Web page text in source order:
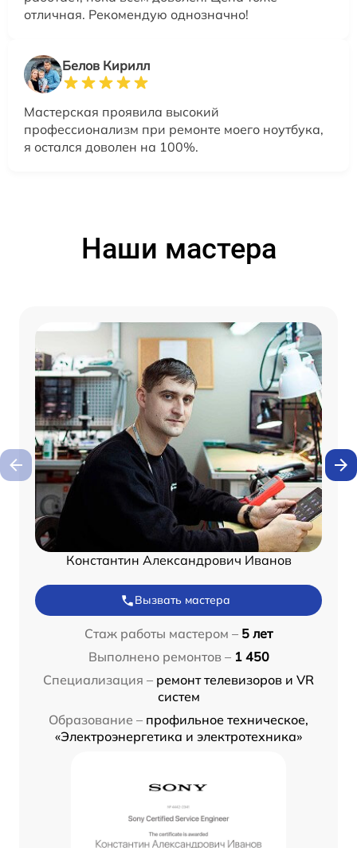
отличная. Рекомендую однозначно!
Белов Кирилл
Мастерская проявила высокий
профессионализм при ремонте моего ноутбука,
я остался доволен на 100%.
Наши мастера
Константин Александрович Иванов
Вызвать мастера
Стаж работы мастером – 5 лет
Выполнено ремонтов – 1 450
Специализация – ремонт телевизоров и VR
систем
Образование – профильное техническое,
«Электроэнергетика и электротехника»